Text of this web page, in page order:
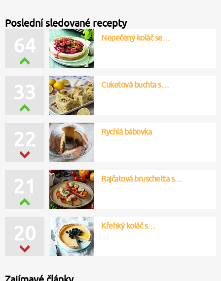
Poslední sledované recepty
64 Nepečený koláč se…
33 Cuketová buchta s…
22 Rychlá bábovka
20 Křehký koláč s…
21 Rajčatová bruschetta s…